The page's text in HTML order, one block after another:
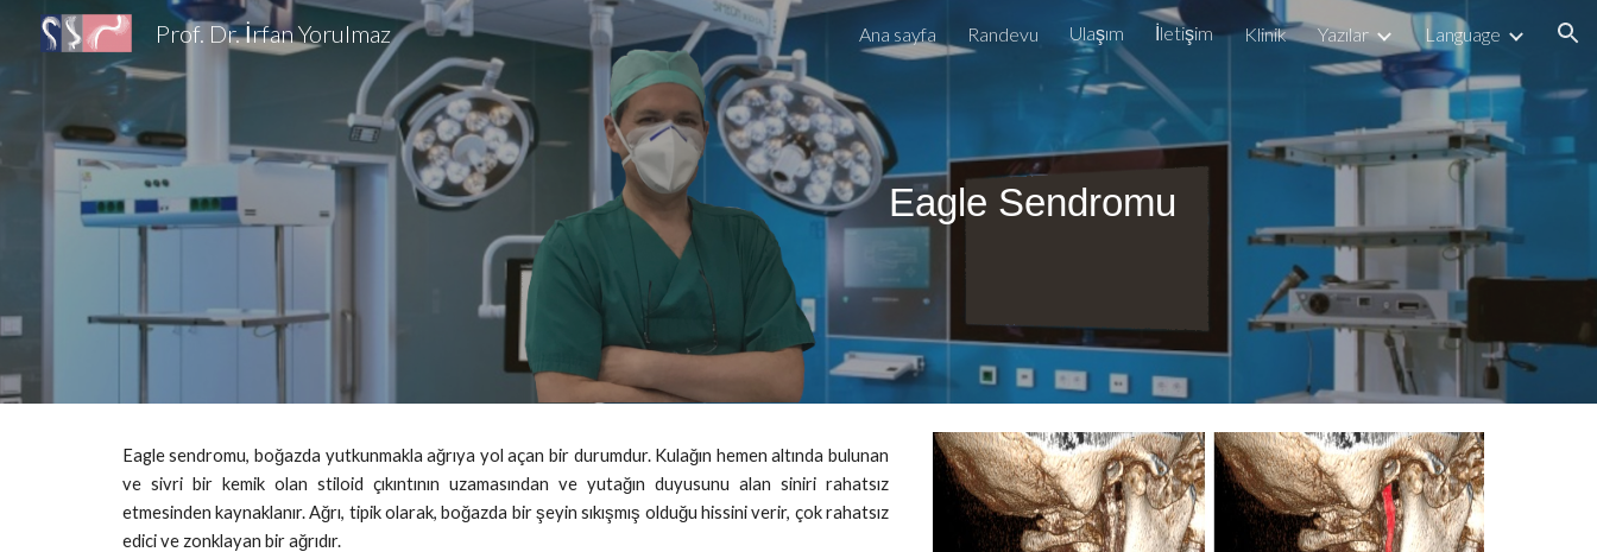
Skip to main content Skip to navigation
Prof. Dr. İrfan Yorulmaz Ana sayfa Randevu Ulaşım İletişim Klinik Yazılar Language
Eagle Sendromu
Eagle sendromu, boğazda yutkunmakla ağrıya yol açan bir durumdur. Kulağın hemen altında bulunan
ve sivri bir kemik olan stiloid çıkıntının uzamasından ve yutağın duyusunu alan siniri rahatsız
etmesinden kaynaklanır. Ağrı, tipik olarak, boğazda bir şeyin sıkışmış olduğu hissini verir, çok rahatsız
edici ve zonklayan bir ağrıdır.